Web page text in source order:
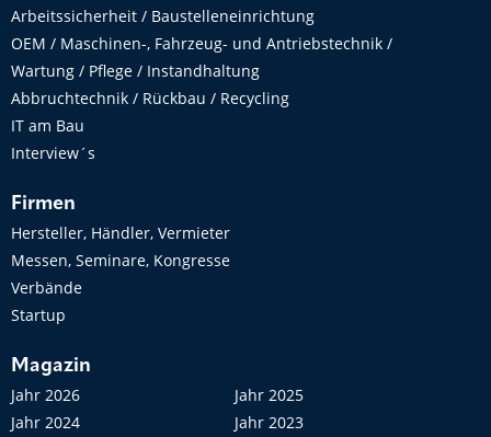
Arbeitssicherheit / Baustelleneinrichtung
OEM / Maschinen-, Fahrzeug- und Antriebstechnik /
Wartung / Pflege / Instandhaltung
Abbruchtechnik / Rückbau / Recycling
IT am Bau
Interview´s
Firmen
Hersteller, Händler, Vermieter
Messen, Seminare, Kongresse
Verbände
Startup
Magazin
Jahr 2026
Jahr 2025
Jahr 2024
Jahr 2023